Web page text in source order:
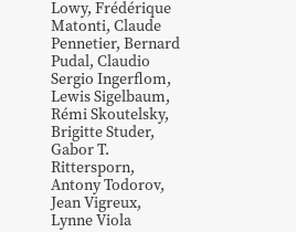
Lowy, Frédérique
Matonti, Claude
Pennetier, Bernard
Pudal, Claudio
Sergio Ingerflom,
LewisSigelbaum,
RémiSkoutelsky,
BrigitteStuder,
GaborT.
Rittersporn,
AntonyTodorov,
JeanVigreux,
LynneViola